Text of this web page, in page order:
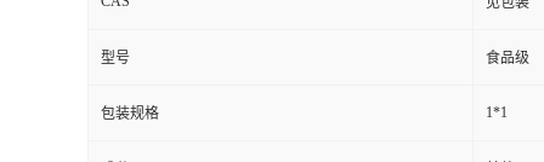
型号 食品级
包装规格 1*1